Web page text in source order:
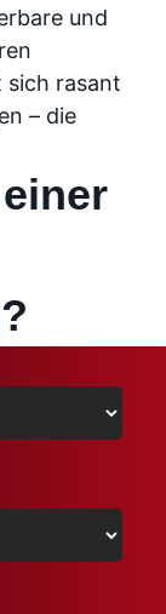
und
sich rasant
– die